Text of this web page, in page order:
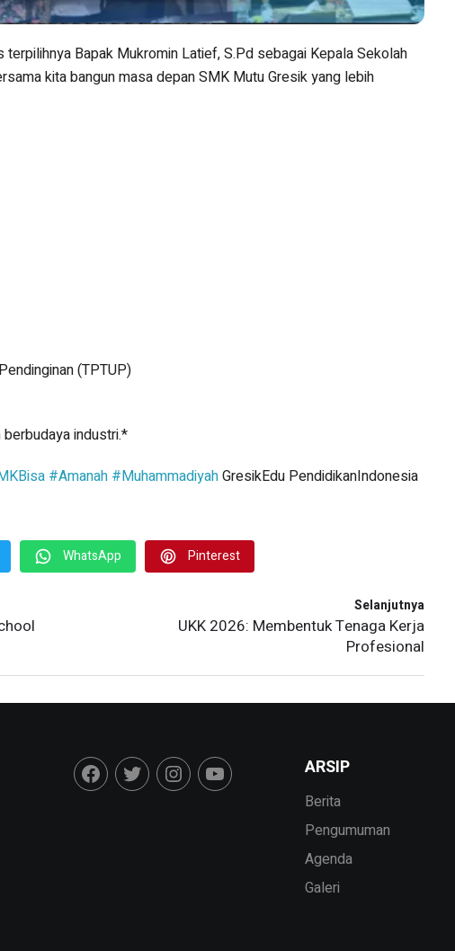
terpilihnya Bapak Mukromin Latief, S.Pd sebagai Kepala Sekolah
kita bangun masa depan SMK Mutu Gresik yang lebih
(TPTUP)
industri.*
#Amanah #MuhammadiyahGresikEdu PendidikanIndonesia
WhatsApp Pinterest
Selanjutnya
UKK 2026: Membentuk Tenaga Kerja
Profesional
ARSIP
Berita
Pengumuman
Agenda
Galeri